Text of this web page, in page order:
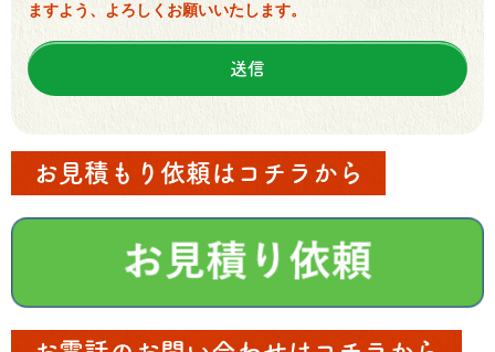
ますよう、よろしくお願いいたします。
お見積もり依頼はコチラから